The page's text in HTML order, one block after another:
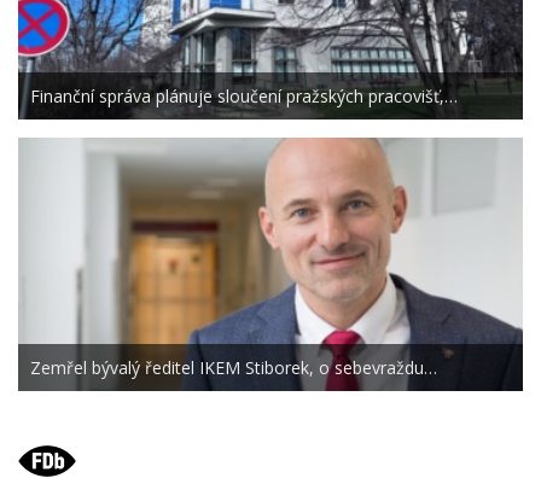
Finanční správa plánuje sloučení pražských pracovišť,…
Zemřel bývalý ředitel IKEM Stiborek, o sebevraždu…